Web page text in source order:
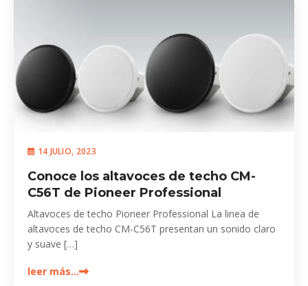
14 JULIO, 2023
Conoce los altavoces de techo CM-
C56T de Pioneer Professional
Altavoces de techo Pioneer Professional La linea de
altavoces de techo CM-C56T presentan un sonido claro
y suave […]
leer más…